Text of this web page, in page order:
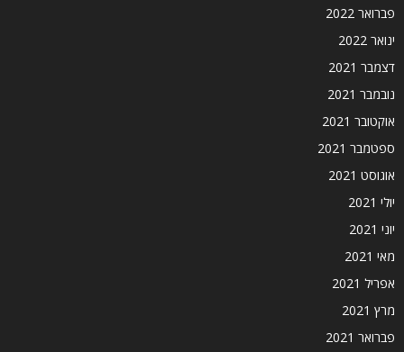
פברואר 2022
ינואר 2022
דצמבר 2021
נובמבר 2021
אוקטובר 2021
ספטמבר 2021
אוגוסט 2021
יולי 2021
יוני 2021
מאי 2021
אפריל 2021
מרץ 2021
פברואר 2021